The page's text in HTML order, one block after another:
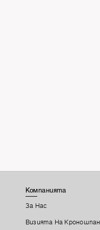
Компанията
За Нас
Визията На Кроношпан